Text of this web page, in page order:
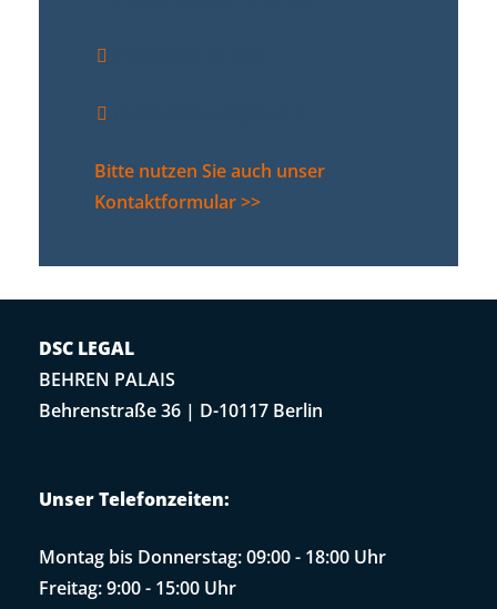
Bitte nutzen Sie auch unser
Kontaktformular >>
DSC LEGAL
BEHREN PALAIS
Behrenstraße 36 | D-10117 Berlin
Unser Telefonzeiten:
Montag bis Donnerstag: 09:00 - 18:00 Uhr
Freitag: 9:00 - 15:00 Uhr